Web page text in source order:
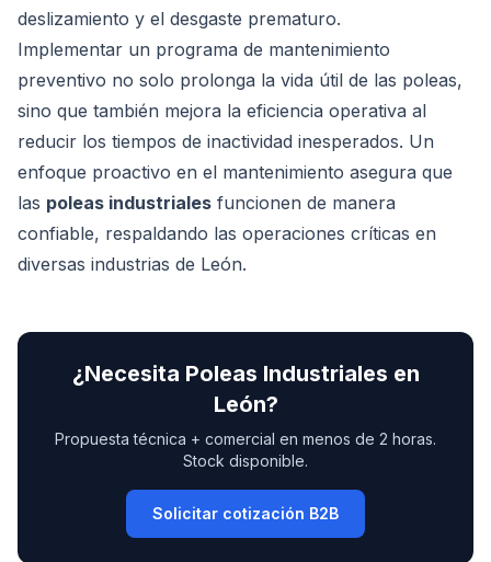
deslizamiento y el desgaste prematuro.
Implementar un programa de mantenimiento
preventivo no solo prolonga la vida útil de las poleas,
sino que también mejora la eficiencia operativa al
reducir los tiempos de inactividad inesperados. Un
enfoque proactivo en el mantenimiento asegura que
las poleas industriales funcionen de manera
confiable, respaldando las operaciones críticas en
diversas industrias de León.
¿Necesita Poleas Industriales en
León?
Propuesta técnica + comercial en menos de 2 horas.
Stock disponible.
Solicitar cotización B2B